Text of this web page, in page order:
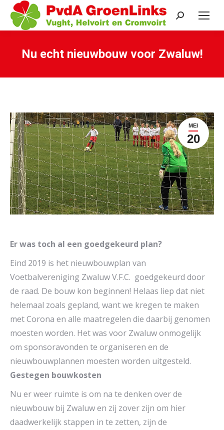
Search:
Nu echt nieuwbouw voor Zwaluw!
MEI
20
Er was toch al een goedgekeurd plan?
Eind 2019 is het nieuwbouwplan van
Voetbalvereniging Zwaluw V.F.C. goedgekeurd door
de raad. De bouw kon beginnen! Helaas liep dat niet
helemaal zoals gepland, want we kregen te maken
met Corona en alle maatregelen die daarbij genomen
moesten worden. Het was voor Zwaluw onmogelijk
om sponsoravonden te organiseren en de
nieuwbouwplannen moesten worden uitgesteld.
Gestegen bouwkosten
Nu er weer ruimte is om na te denken over de
nieuwbouw bij Zwaluw en zij zover zijn om hier
daadwerkelijk stappen in te zetten, zijn de